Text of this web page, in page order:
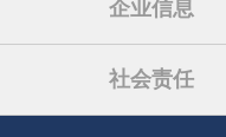
企业信息
社会责任